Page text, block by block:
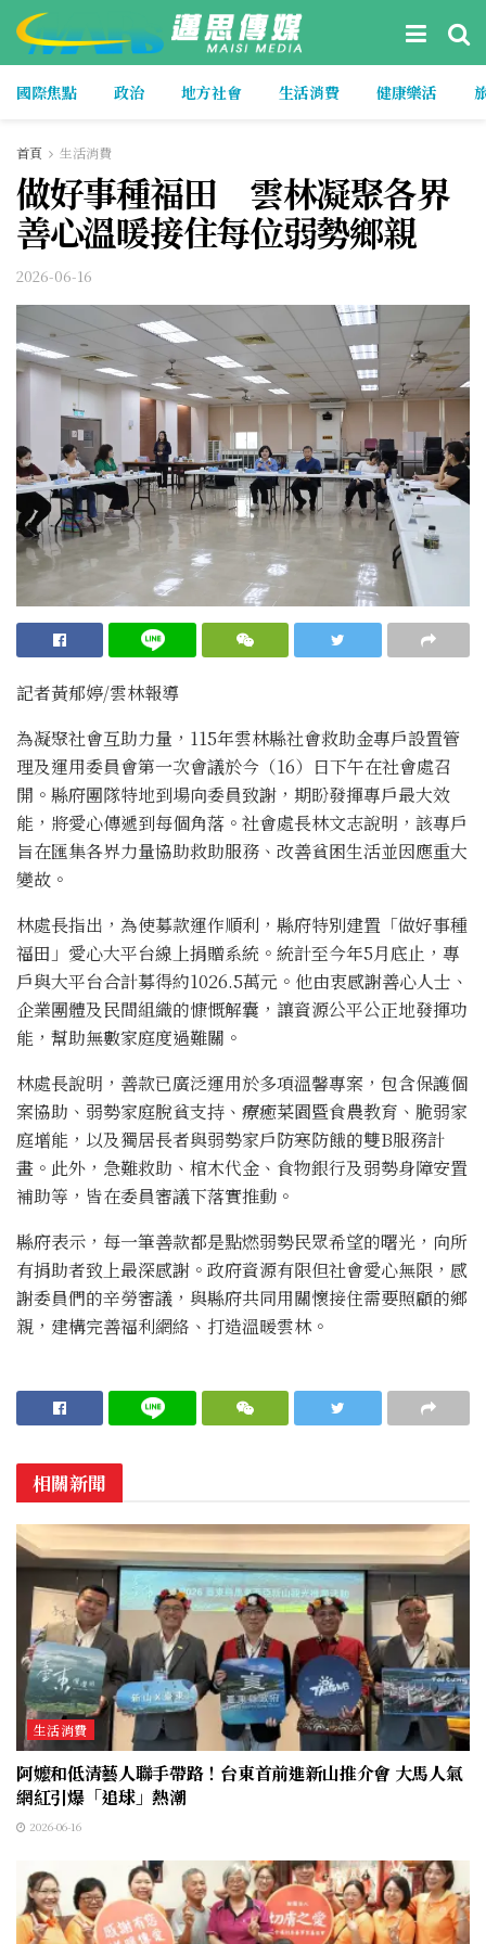
國際焦點 政治 地方社會 生活消費 健康樂活
首頁 生活消費
做好事種福田 雲林凝聚各界
善心溫暖接住每位弱勢鄉親
2026-06-16
記者黃郁婷/雲林報導
為凝聚社會互助力量，115年雲林縣社會救助金專戶設置管
理及運用委員會第一次會議於今（16）日下午在社會處召
開。縣府團隊特地到場向委員致謝，期盼發揮專戶最大效
能，將愛心傳遞到每個角落。社會處長林文志說明，該專戶
旨在匯集各界力量協助救助服務、改善貧困生活並因應重大
變故。
林處長指出，為使募款運作順利，縣府特別建置「做好事種
福田」愛心大平台線上捐贈系統。統計至今年5月底止，專
戶與大平台合計募得約1026.5萬元。他由衷感謝善心人士、
企業團體及民間組織的慷慨解囊，讓資源公平公正地發揮功
能，幫助無數家庭度過難關。
林處長說明，善款已廣泛運用於多項溫馨專案，包含保護個
案協助、弱勢家庭脫貧支持、療癒菜園暨食農教育、脆弱家
庭增能，以及獨居長者與弱勢家戶防寒防餓的雙B服務計
畫。此外，急難救助、棺木代金、食物銀行及弱勢身障安置
補助等，皆在委員審議下落實推動。
縣府表示，每一筆善款都是點燃弱勢民眾希望的曙光，向所
有捐助者致上最深感謝。政府資源有限但社會愛心無限，感
謝委員們的辛勞審議，與縣府共同用關懷接住需要照顧的鄉
親，建構完善福利網絡、打造溫暖雲林。
相關新聞
生活消費
阿嬤和低清藝人聯手帶路！台東首前進新山推介會 大馬人氣
網紅引爆「追球」熱潮
2026-06-16